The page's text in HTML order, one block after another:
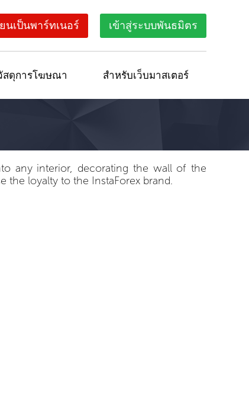
นเป็นพาร์ทเนอร์ เข้าสู่ระบบพันธมิตร
สดุการโฆษณา สำหรับเว็บมาสเตอร์
any interior, decorating the wall of the
loyalty to the InstaForex brand.